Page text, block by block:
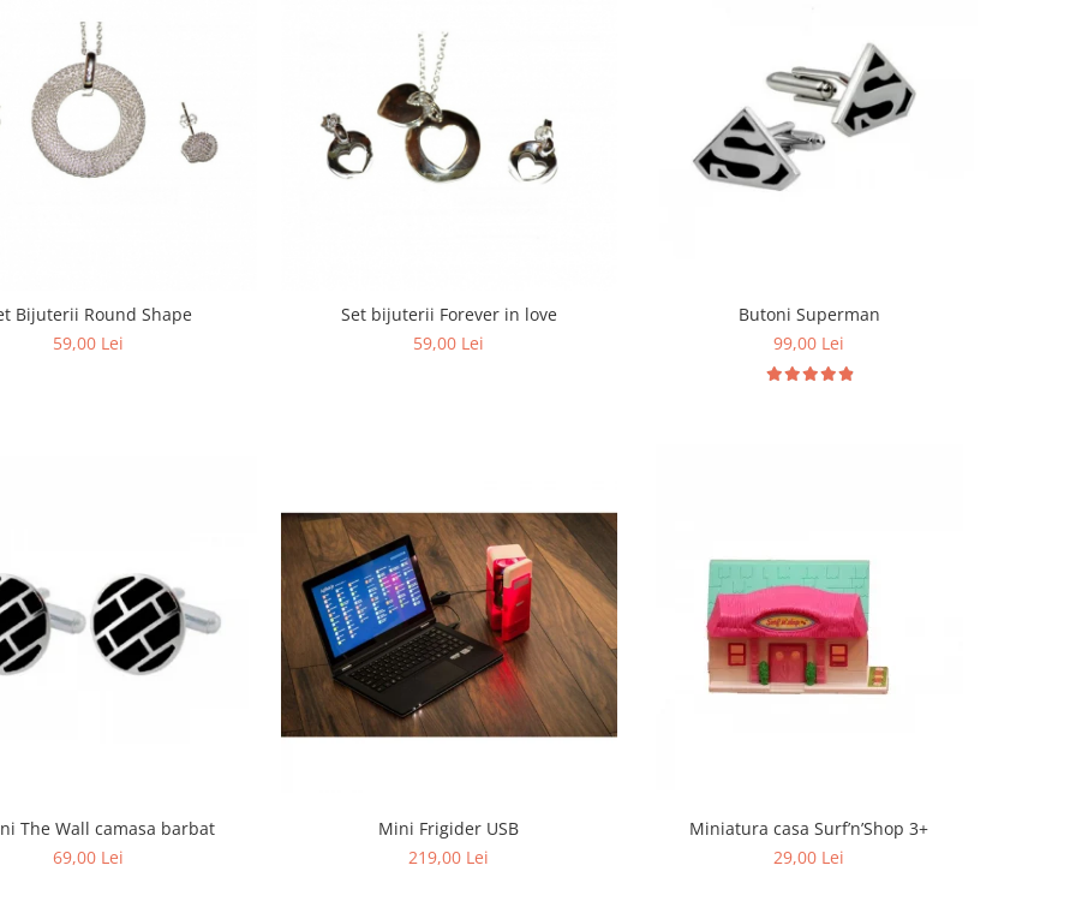
Bijuterii Round Shape
59,00 Lei
Set bijuterii Forever in love
59,00 Lei
Butoni Superman
99,00 Lei
Butoni The Wall camasa barbat
69,00 Lei
Mini Frigider USB
219,00 Lei
Miniatura casa Surf’n’Shop 3+
29,00 Lei